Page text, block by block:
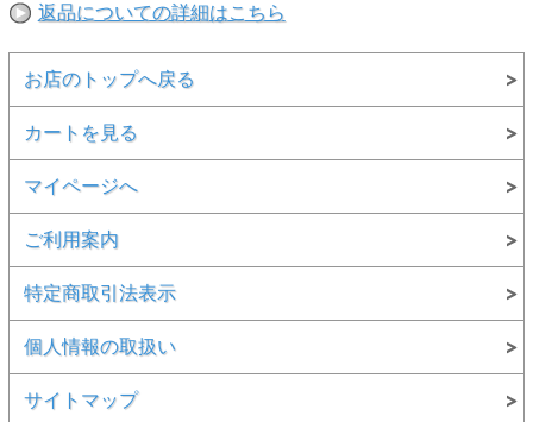
返品についての詳細はこちら
お店のトップへ戻る
カートを見る
マイページへ
ご利用案内
特定商取引法表示
個人情報の取扱い
サイトマップ